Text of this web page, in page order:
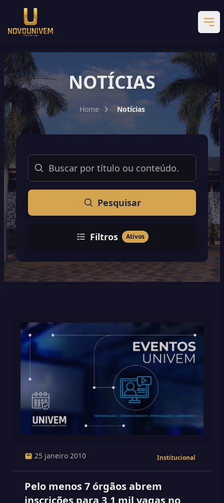
NOTÍCIAS
Home Notícias
Buscar
Pesquisar
Filtros Ativos
25 janeiro 2010 Institucional
Pelo menos 7 órgãos abrem
inscrições para 3,1 mil vagas no